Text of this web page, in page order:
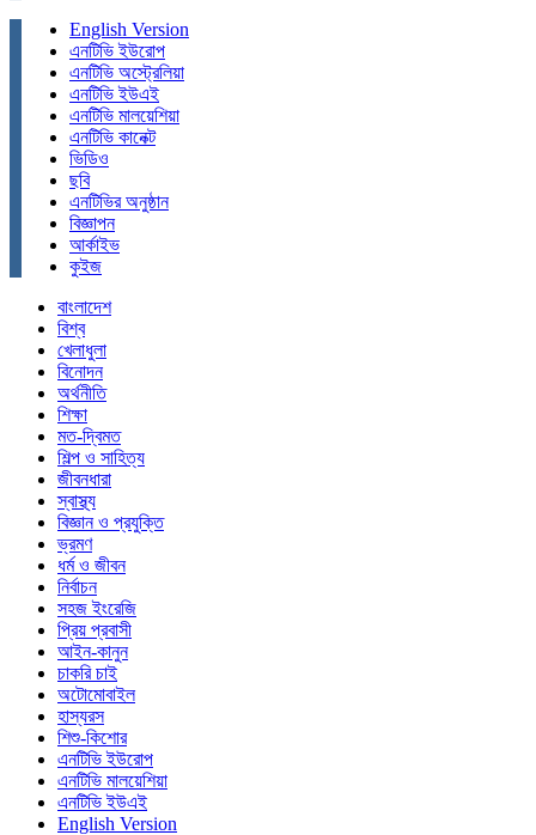
English Version
এনটিভি ইউরোপ
এনটিভি অস্ট্রেলিয়া
এনটিভি ইউএই
এনটিভি মালয়েশিয়া
এনটিভি কানেক্ট
ভিডিও
ছবি
এনটিভির অনুষ্ঠান
বিজ্ঞাপন
আর্কাইভ
কুইজ
বাংলাদেশ
বিশ্ব
খেলাধুলা
বিনোদন
অর্থনীতি
শিক্ষা
মত-দ্বিমত
শিল্প ও সাহিত্য
জীবনধারা
স্বাস্থ্য
বিজ্ঞান ও প্রযুক্তি
ভ্রমণ
ধর্ম ও জীবন
নির্বাচন
সহজ ইংরেজি
প্রিয় প্রবাসী
আইন-কানুন
চাকরি চাই
অটোমোবাইল
হাস্যরস
শিশু-কিশোর
এনটিভি ইউরোপ
এনটিভি মালয়েশিয়া
এনটিভি ইউএই
English Version